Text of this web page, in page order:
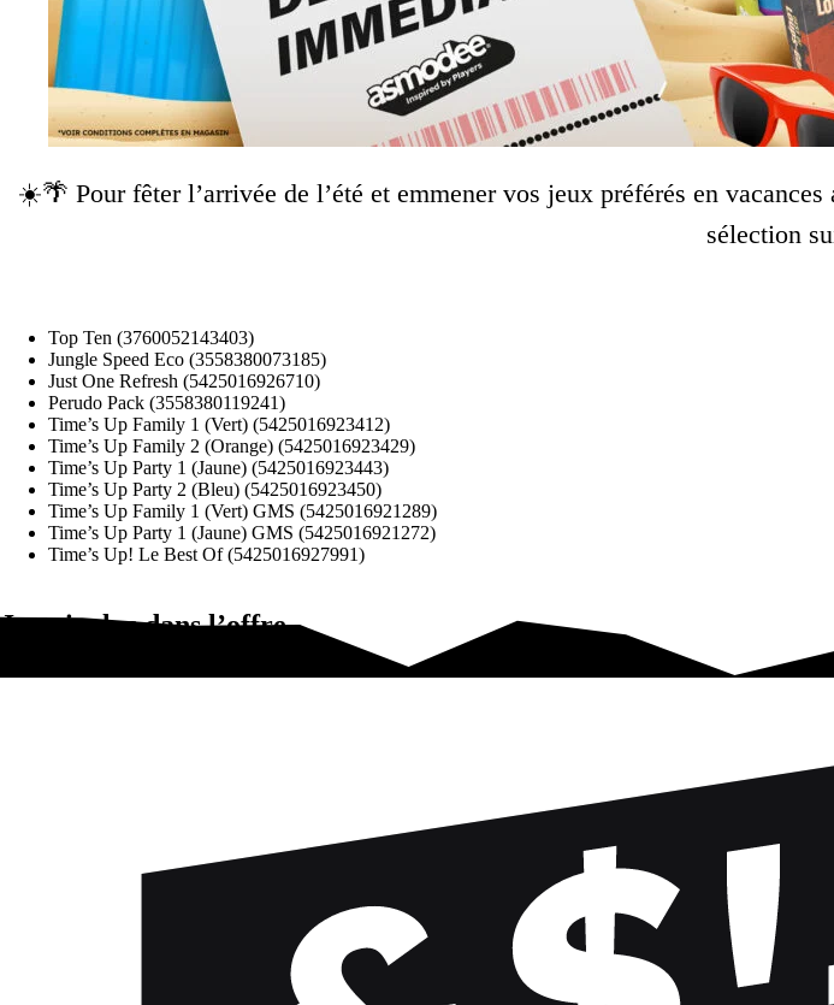
☀️🌴 Pour fêter l’arrivée de l’été et emmener vos jeux préférés en
sélection
Top Ten (3760052143403)
Jungle Speed Eco (3558380073185)
Just One Refresh (5425016926710)
Perudo Pack (3558380119241)
Time’s Up Family 1 (Vert) (5425016923412)
Time’s Up Family 2 (Orange) (5425016923429)
Time’s Up Party 1 (Jaune) (5425016923443)
Time’s Up Party 2 (Bleu) (5425016923450)
Time’s Up Family 1 (Vert) GMS (5425016921289)
Time’s Up Party 1 (Jaune) GMS (5425016921272)
Time’s Up! Le Best Of (5425016927991)
Jeux inclus dans l’offre